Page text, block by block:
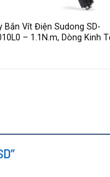
Bắn Vít Điện Sudong SD-
– 1.1N.m, Dòng Kinh